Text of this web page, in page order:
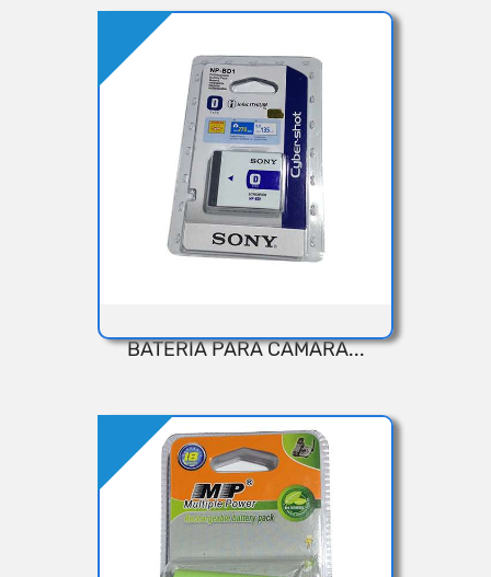
Añadir
BATERIA PARA CAMARA...
Añadir